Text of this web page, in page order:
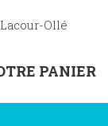
Ollé
PANIER